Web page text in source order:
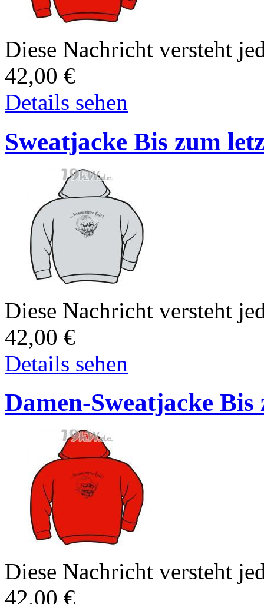
Diese Nachricht versteht
42,00 €
Details sehen
Sweatjacke Bis zum
Diese Nachricht versteht
42,00 €
Details sehen
Damen-Sweatjacke
Diese Nachricht versteht
42,00 €